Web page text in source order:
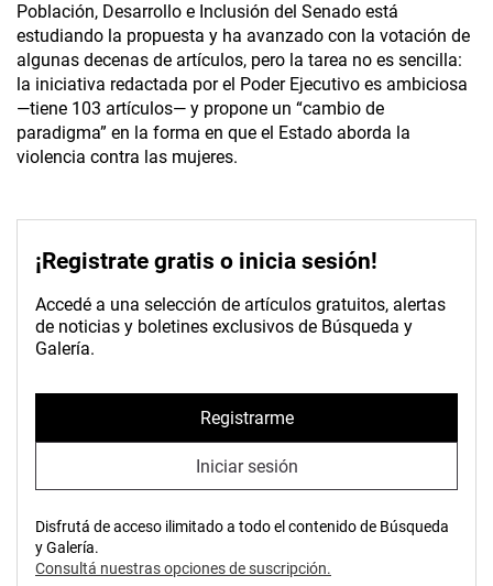
Población, Desarrollo e Inclusión del Senado está
estudiando la propuesta y ha avanzado con la votación de
algunas decenas de artículos, pero la tarea no es sencilla:
la iniciativa redactada por el Poder Ejecutivo es ambiciosa
—tiene 103 artículos— y propone un “cambio de
paradigma” en la forma en que el Estado aborda la
violencia contra las mujeres.
¡Registrate gratis o inicia sesión!
Accedé a una selección de artículos gratuitos, alertas
de noticias y boletines exclusivos de Búsqueda y
Galería.
Registrarme
Iniciar sesión
Disfrutá de acceso ilimitado a todo el contenido de Búsqueda
y Galería.
Consultá nuestras opciones de suscripción.